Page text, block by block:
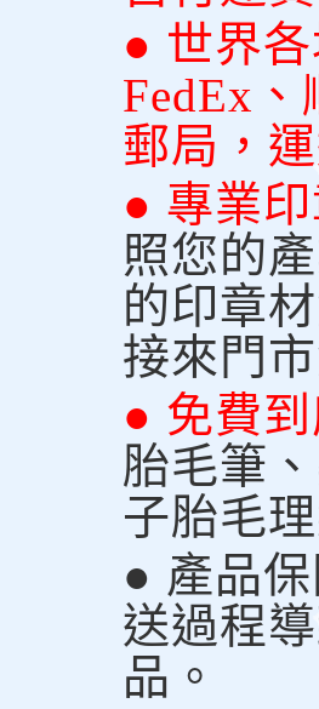
● 世界
FedEx
郵局，
● 專業
照您的
的印章
接來門
● 免費
胎毛筆
子胎毛
● 產品
送過程
品。